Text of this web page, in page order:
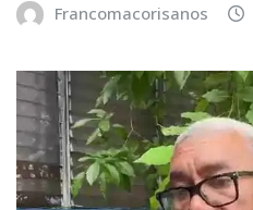
Francomacorisanos